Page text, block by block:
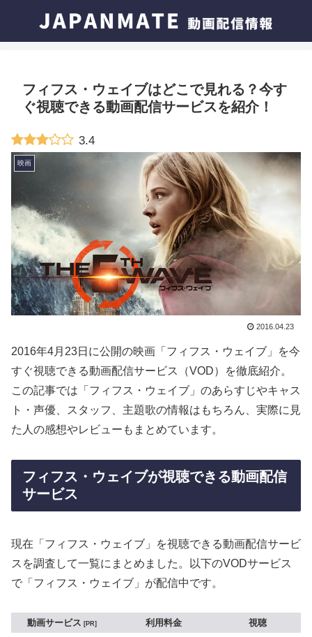
フィフス・ウェイブはどこで見れる？今す
ぐ視聴できる動画配信サービスを紹介！
3.4
映画
2016.04.23
2016年4月23日に公開の映画「フィフス・ウェイブ」を今
すぐ視聴できる動画配信サービス（VOD）を徹底紹介。
この記事では「フィフス・ウェイブ」のあらすじやキャス
ト・声優、スタッフ、主題歌の情報はもちろん、実際に見
た人の感想やレビューもまとめています。
フィフス・ウェイブが視聴できる動画配信
サービス
現在「フィフス・ウェイブ」を視聴できる動画配信サービ
スを調査して一覧にまとめました。以下のVODサービス
で「フィフス・ウェイブ」が配信中です。
動画サービス PR 利用料金
視聴